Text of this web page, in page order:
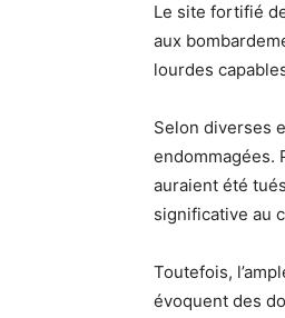
Le site fortifié
aux
lourdes
Selon diverses
endommagées.
auraient été
significative au
Toutefois,
évoquent des